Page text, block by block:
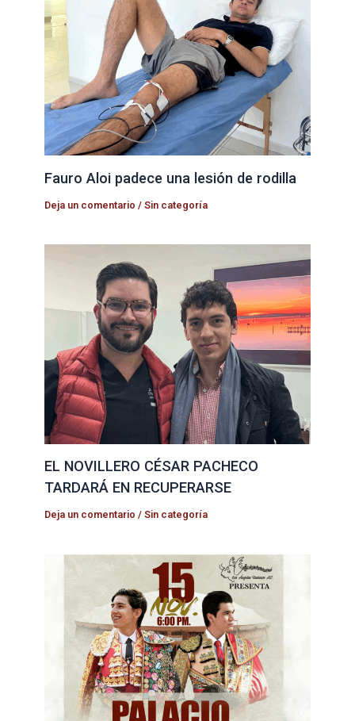
Fauro Aloi padece una lesión de rodilla
Deja un comentario /Sin categoría
EL NOVILLERO CÉSAR PACHECO
TARDARÁ EN RECUPERARSE
Deja un comentario /Sin categoría